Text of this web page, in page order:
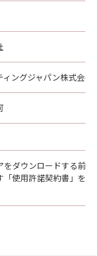
す）に物理的
す。当該保証
的な欠陥が発
は、「メディ
のまま』の
、キヤノン
及び販売店
商品性及び
め、いかなる
問わず一切し
、それらの販
フトウエア」
は付随的な
ングジャパン株式会社
をダウンロードする前
「使用許諾契約書」を